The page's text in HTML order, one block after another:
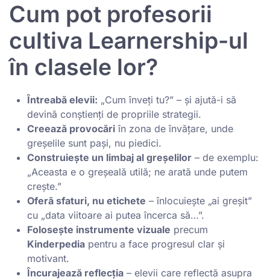
Cum pot profesorii
cultiva Learnership-ul
în clasele lor?
Întreabă elevii: „Cum înveți tu?” – și ajută-i să
devină conștienți de propriile strategii.
Creează provocări în zona de învățare, unde
greșelile sunt pași, nu piedici.
Construiește un limbaj al greșelilor – de exemplu:
„Aceasta e o greșeală utilă; ne arată unde putem
crește.”
Oferă sfaturi, nu etichete – înlocuiește „ai greșit”
cu „data viitoare ai putea încerca să…”.
Folosește instrumente vizuale precum
Kinderpedia pentru a face progresul clar și
motivant.
Încurajează reflecția – elevii care reflectă asupra